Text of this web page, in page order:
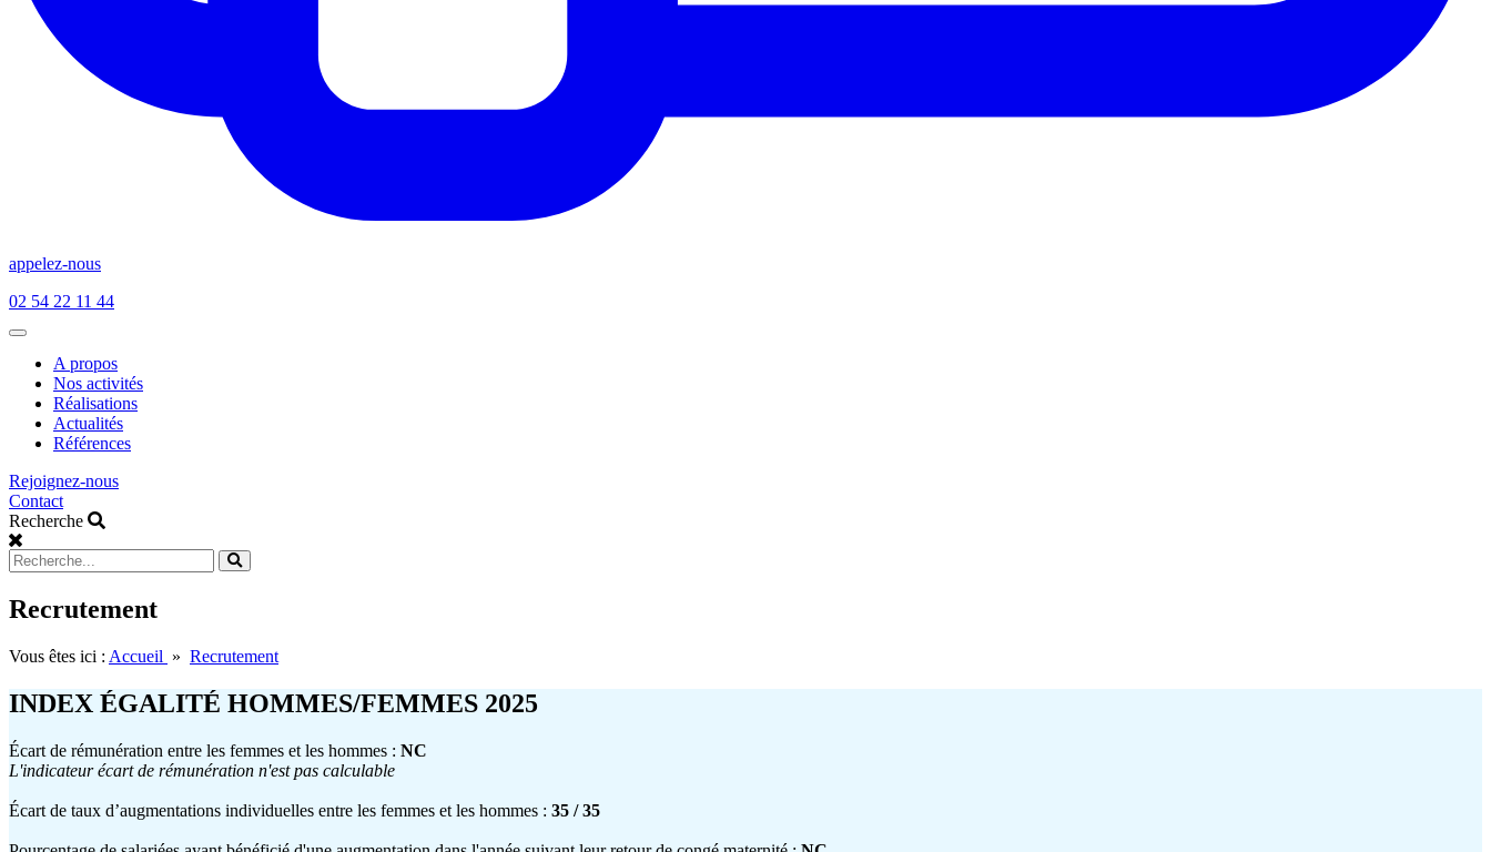
appelez-nous
02 54 22 11 44
Open
A propos
Nos activités
Réalisations
Actualités
Références
Rejoignez-nous
Contact
Recherche
Recrutement
Vous êtes ici : Accueil » Recrutement
INDEX ÉGALITÉ HOMMES/FEMMES 2025
Écart de rémunération entre les femmes et les hommes : NC
L'indicateur écart de rémunération n'est pas calculable
Écart de taux d’augmentations individuelles entre les femmes et les hommes : 35 / 35